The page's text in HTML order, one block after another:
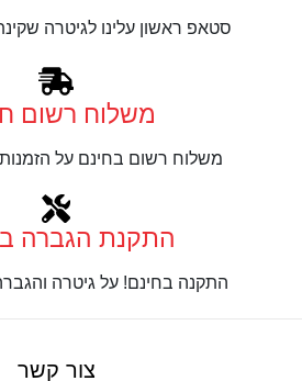
סטאפ ראשון עלינו לגיטרה
משלוח רשום
משלוח רשום בחינם על הזמנות מעל
התקנת הגברה
התקנה בחינם! על גיטרה
צור קשר